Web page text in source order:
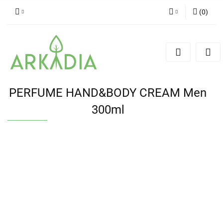
(0)
PERFUME HAND&BODY CREAM Men
300ml